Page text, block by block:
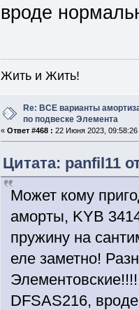
вроде
Жить и Жить!
Re: ВСЕ варианты
по подвеске Элемента
«Ответ #468 : 22 Июня 2023, 09:58:26
Цитата: panfil11
Может кому
аморты, KYB
пружину на
еле заметно!
DFSAS216,